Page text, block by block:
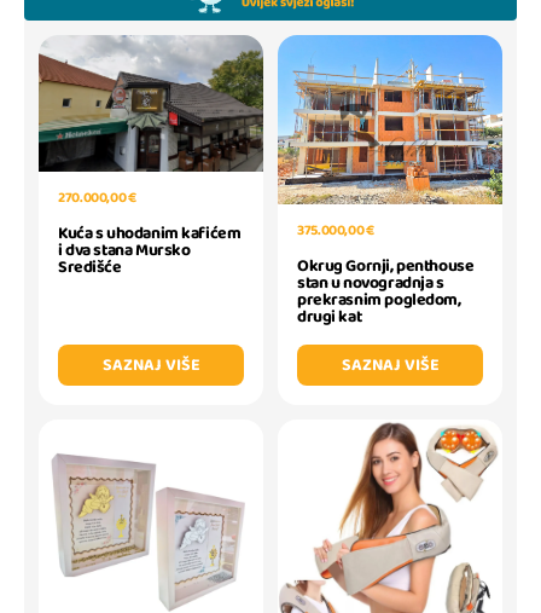
270.000,00 €
Kuća s uhodanim kafićem
i dva stana Mursko
Središće
SAZNAJ VIŠE
375.000,00 €
Okrug Gornji, penthouse
stan u novogradnja s
prekrasnim pogledom,
drugi kat
SAZNAJ VIŠE